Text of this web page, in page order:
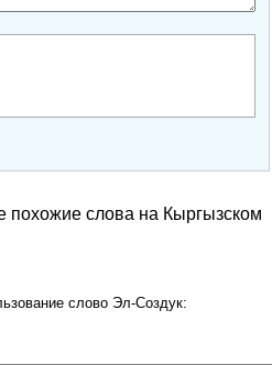
слова на Кыргызском
слово Эл-Создук: